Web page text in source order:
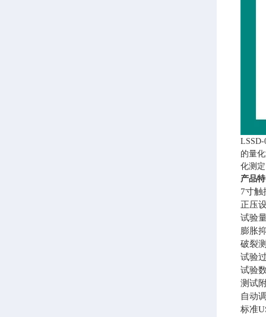
的量
化测
产品
7寸触
正压
试验
膨胀
破裂
试验
试验
测试
自动
标准